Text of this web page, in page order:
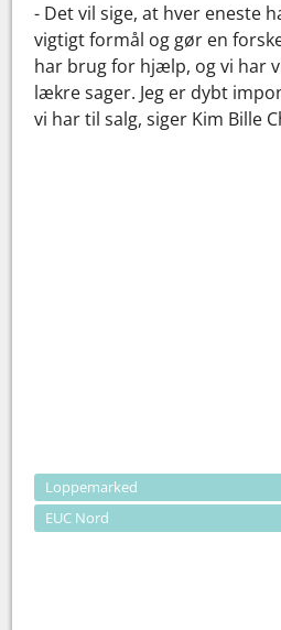
- Det vil sige, at hver eneste
vigtigt formål og gør en
har brug for hjælp, og vi har
lækre sager. Jeg er dybt
vi har til salg, siger Kim Bille
Loppemarked
EUC Nord